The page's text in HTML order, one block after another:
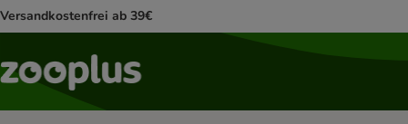
Versandkostenfrei ab 39€